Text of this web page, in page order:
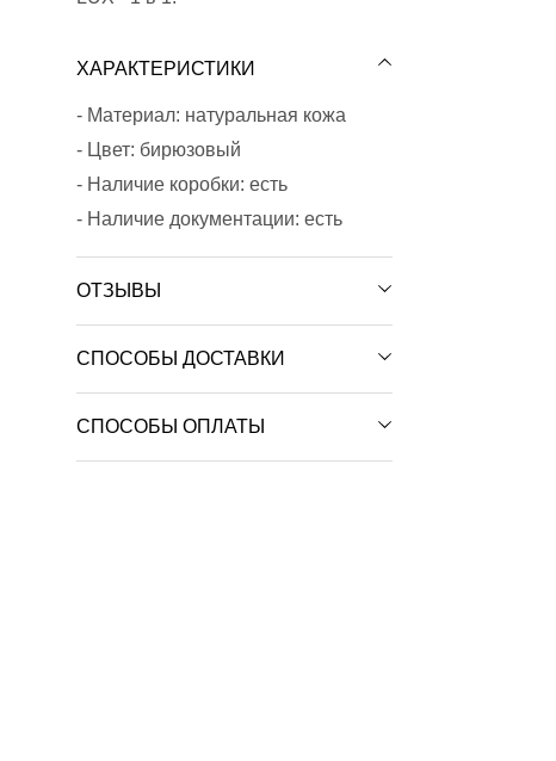
ХАРАКТЕРИСТИКИ
- Материал: натуральная кожа
- Цвет: бирюзовый
- Наличие коробки: есть
- Наличие документации: есть
ОТЗЫВЫ
СПОСОБЫ ДОСТАВКИ
СПОСОБЫ ОПЛАТЫ